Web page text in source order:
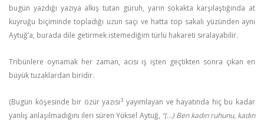
bugün yazdığı yazıya alkış tutan güruh, yarın sokakta karşılaştığında at
kuyruğu biçiminde topladığı uzun saçı ve hatta top sakalı yüzünden aynı
Aytuğ’a, burada dile getirmek istemediğim türlü hakareti sıralayabilir.
Tribünlere oynamak her zaman, acısı iş işten geçtikten sonra çıkan en
büyük tuzaklardan biridir.
(Bugün köşesinde bir özür yazısı3 yayımlayan ve hayatında hiç bu kadar
yanlış anlaşılmadığını ileri süren Yüksel Aytuğ, “(…) Ben kadın ruhunu, kadın